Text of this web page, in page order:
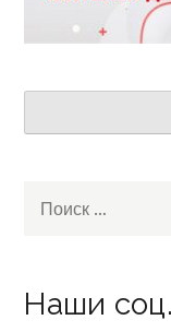
Search
Наши